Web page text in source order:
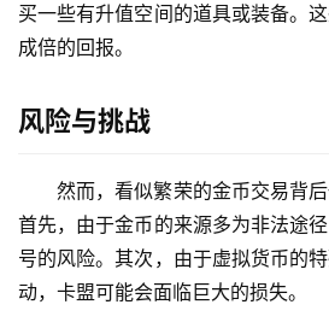
买一些有升值空间的道具或装备。
成倍的回报。
风险与挑战
然而，看似繁荣的金币交易背
首先，由于金币的来源多为非法途
号的风险。其次，由于虚拟货币的
动，卡盟可能会面临巨大的损失。